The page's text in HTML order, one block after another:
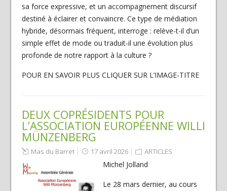
sa force expressive, et un accompagnement discursif
destiné à éclairer et convaincre. Ce type de médiation
hybride, désormais fréquent, interroge : relève-t-il d’un
simple effet de mode ou traduit-il une évolution plus
profonde de notre rapport à la culture ?
POUR EN SAVOIR PLUS CLIQUER SUR L’IMAGE-TITRE
DEUX COPRÉSIDENTS POUR
L’ASSOCIATION EUROPÉENNE WILLI
MÜNZENBERG
Mas du Barret 17 avril 2026 ARTICLES
Michel Jolland
Le 28 mars dernier, au cours